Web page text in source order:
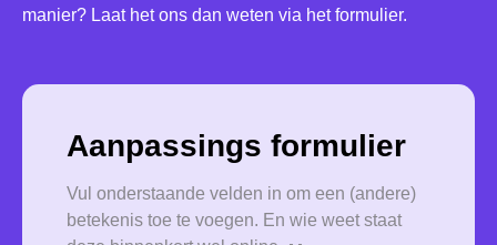
manier? Laat het ons dan weten via het formulier.
Aanpassings formulier
Vul onderstaande velden in om een (andere)
betekenis toe te voegen. En wie weet staat